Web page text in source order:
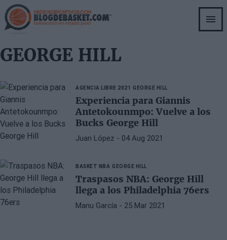
Skip
to
main
GEORGE HILL
AGENCIA LIBRE 2021 GEORGE HILL
Experiencia para Giannis
Antetokounmpo: Vuelve a los
Bucks George Hill
Juan López - 04 Aug 2021
BASKET NBA GEORGE HILL
Traspasos NBA: George Hill
llega a los Philadelphia 76ers
Manu García - 25 Mar 2021